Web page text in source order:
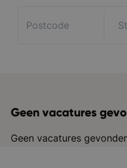
Geen vacatures
Geen vacatures